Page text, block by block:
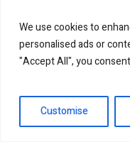
We use cookies to
personalised ads or
"Accept All", you
Customise